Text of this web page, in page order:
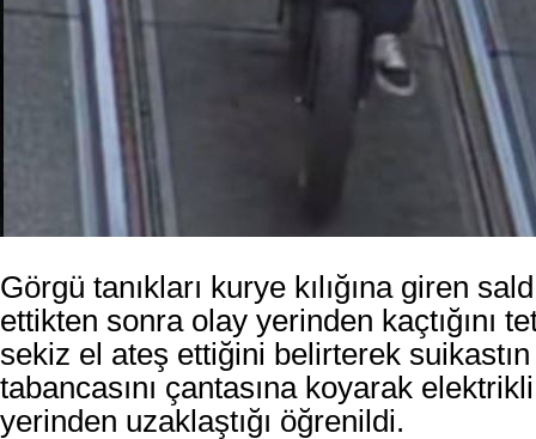
Görgü tanıkları kurye kılığına giren
ettikten sonra olay yerinden kaçtığını
sekiz el ateş ettiğini belirterek suikastın
tabancasını çantasına koyarak
yerinden uzaklaştığı öğrenildi.